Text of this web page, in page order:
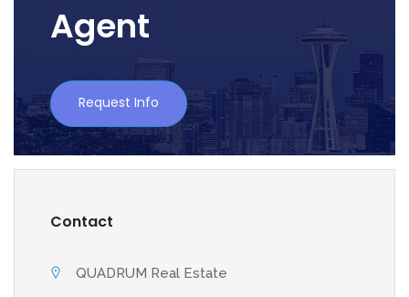
Agent
Request Info
Contact
QUADRUM Real Estate